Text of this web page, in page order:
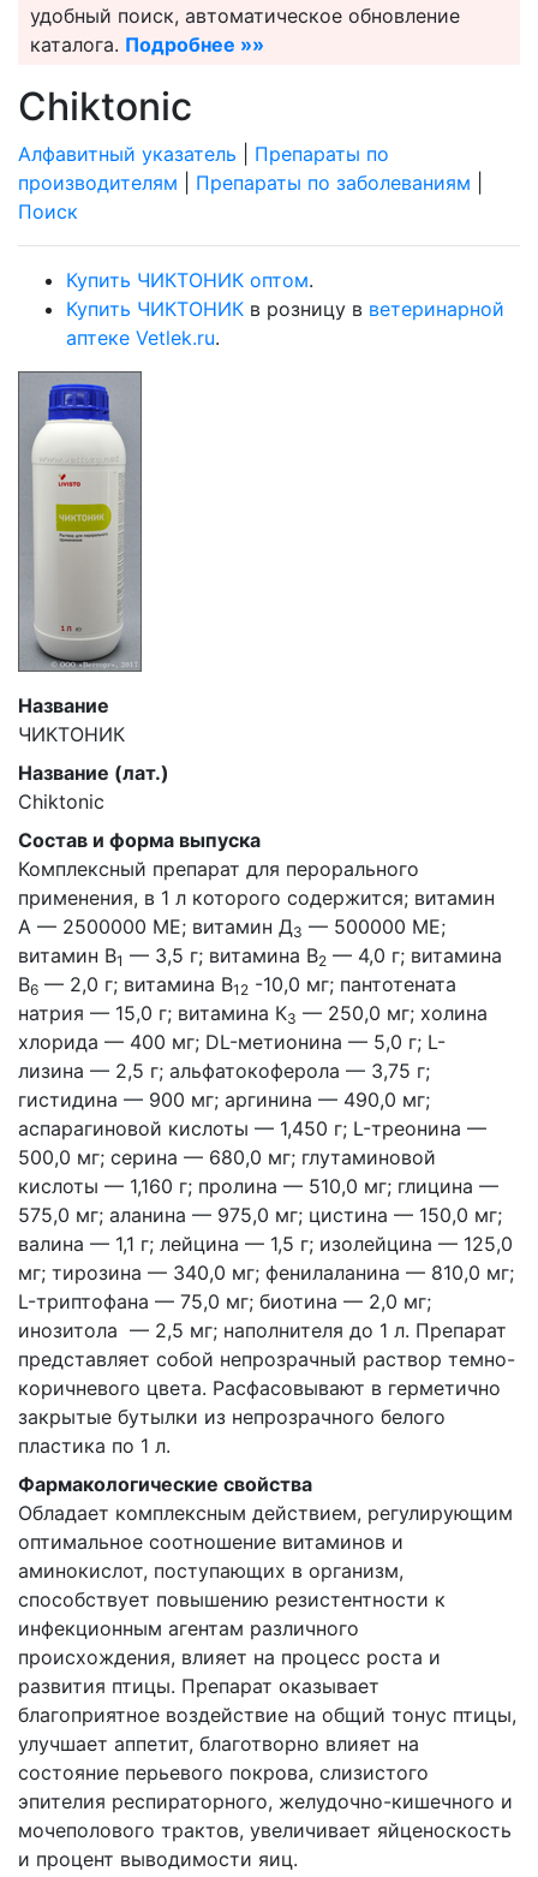
удобный поиск, автоматическое обновление
каталога. Подробнее »»
Сhiktonic
Алфавитный указатель
Препараты по
производителям
Препараты по заболеваниям
Поиск
Купить ЧИКТОНИК оптом.
Купить ЧИКТОНИК в розницу в ветеринарной
аптеке Vetlek.ru.
Название
ЧИКТОНИК
Название (лат.)
Сhiktonic
Состав и форма выпуска
Комплексный препарат для перорального
применения, в 1 л которого содержится; витамин
А — 2500000 МЕ; витамин Д3 — 500000 МЕ;
витамин В1 — 3,5 г; витамина В2 — 4,0 г; витамина
В6 — 2,0 г; витамина В12 -10,0 мг; пантотената
натрия — 15,0 г; витамина К3 — 250,0 мг; холина
хлорида — 400 мг; DL-метионина — 5,0 г; L-
лизина — 2,5 г; альфатокоферола — 3,75 г;
гистидина — 900 мг; аргинина — 490,0 мг;
аспарагиновой кислоты — 1,450 г; L-треонина —
500,0 мг; серина — 680,0 мг; глутаминовой
кислоты — 1,160 г; пролина — 510,0 мг; глицина —
575,0 мг; аланина — 975,0 мг; цистина — 150,0 мг;
валина — 1,1 г; лейцина — 1,5 г; изолейцина — 125,0
мг; тирозина — 340,0 мг; фенилаланина — 810,0 мг;
L-триптофана — 75,0 мг; биотина — 2,0 мг;
инозитола — 2,5 мг; наполнителя до 1 л. Препарат
представляет собой непрозрачный раствор темно-
коричневого цвета. Расфасовывают в герметично
закрытые бутылки из непрозрачного белого
пластика по 1 л.
Фармакологические свойства
Обладает комплексным действием, регулирующим
оптимальное соотношение витаминов и
аминокислот, поступающих в организм,
способствует повышению резистентности к
инфекционным агентам различного
происхождения, влияет на процесс роста и
развития птицы. Препарат оказывает
благоприятное воздействие на общий тонус птицы,
улучшает аппетит, благотворно влияет на
состояние перьевого покрова, слизистого
эпителия респираторного, желудочно-кишечного и
мочеполового трактов, увеличивает яйценоскость
и процент выводимости яиц.